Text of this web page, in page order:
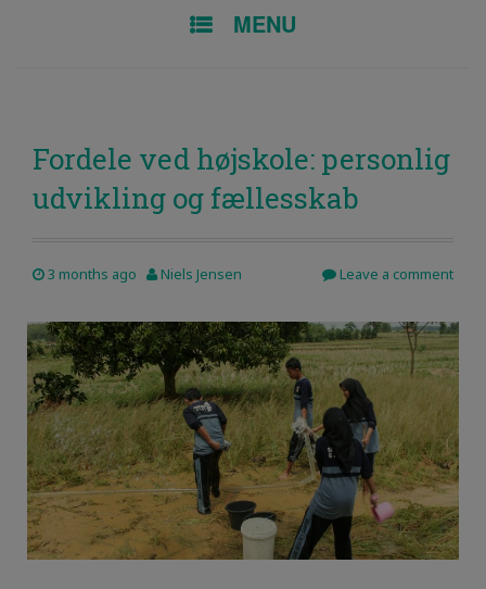
MENU
Fordele ved højskole: personlig
udvikling og fællesskab
3 months ago Niels Jensen Leave a comment